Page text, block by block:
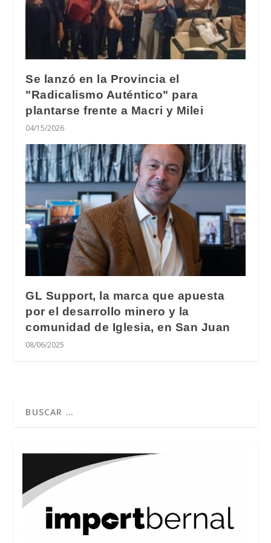
Se lanzó en la Provincia el
"Radicalismo Auténtico" para
plantarse frente a Macri y Milei
04/15/2026
GL Support, la marca que apuesta
por el desarrollo minero y la
comunidad de Iglesia, en San Juan
08/06/2025